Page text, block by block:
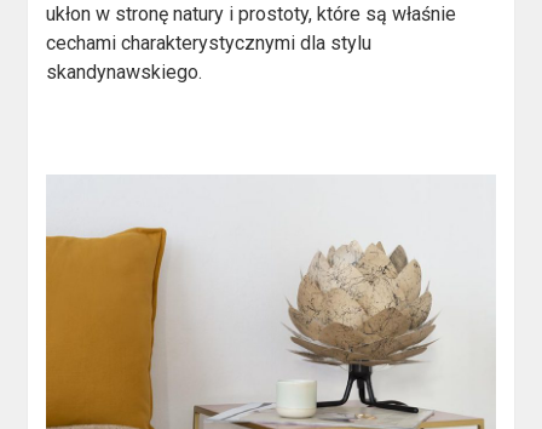
ukłon w stronę natury i prostoty, które są właśnie
cechami charakterystycznymi dla stylu
skandynawskiego.